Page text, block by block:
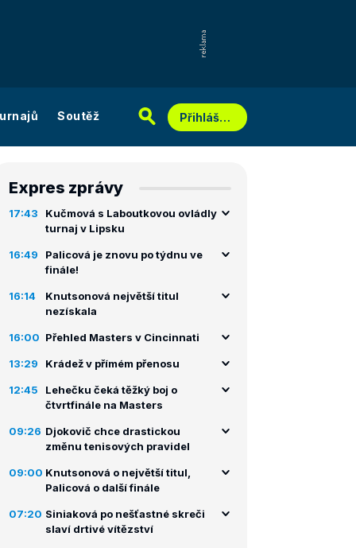
Soutěž Přihlášení
Expres zprávy
17:43
Kučmová s Laboutkovou ovládly
turnaj v Lipsku
16:49
Palicová je znovu po týdnu ve
finále!
16:14
Knutsonová největší titul
nezískala
16:00 Přehled Masters v Cincinnati
13:29 Krádež v přímém přenosu
12:45
Lehečku čeká těžký boj o
čtvrtfinále na Masters
09:26 Djokovič chce drastickou
změnu tenisových pravidel
09:00 Knutsonová o největší titul,
Palicová o další finále
07:20 Siniaková po nešťastné skreči
slaví drtivé vítězství